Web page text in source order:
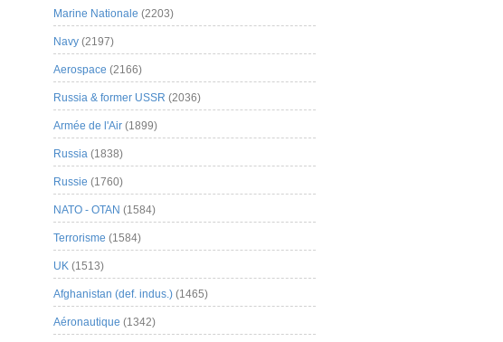
Marine Nationale (2203)
Navy (2197)
Aerospace (2166)
Russia & former USSR (2036)
Armée de l'Air (1899)
Russia (1838)
Russie (1760)
NATO - OTAN (1584)
Terrorisme (1584)
UK (1513)
Afghanistan (def. indus.) (1465)
Aéronautique (1342)